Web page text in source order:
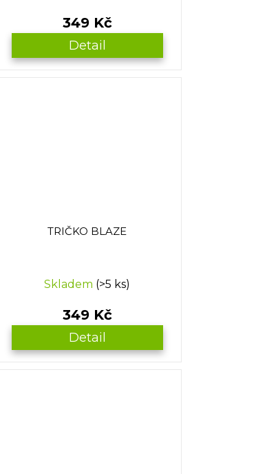
349 Kč
Detail
TRIČKO BLAZE
Skladem (>5 ks)
349 Kč
Detail